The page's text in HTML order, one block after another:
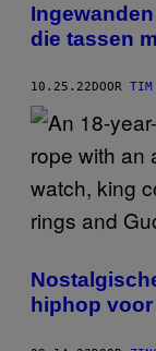
die tassen
10.25.22 DOOR TIM
hiphop